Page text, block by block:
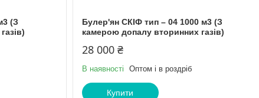
(З
Булер'ян СКІФ тип – 04 1000 м3 (З
камерою допалу вторинних газів)
28 000 ₴
В наявності Оптом і в роздріб
Купити